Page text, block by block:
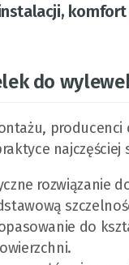
do
najczęściej
rozwiązanie
do